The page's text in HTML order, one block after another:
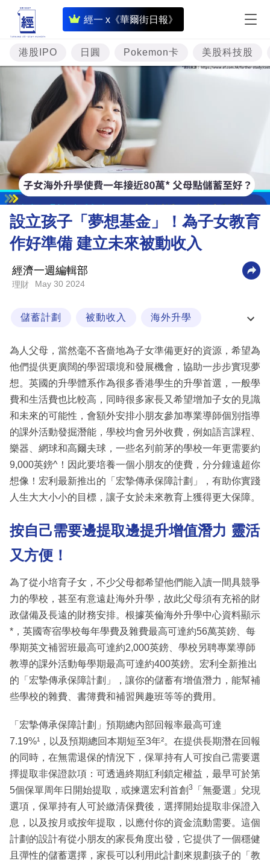
經一 x《華爾街日報》
即
時
財
經
專
題
投
資
樓
市
理
財
商
業
科
場
生
活
時
事
專
欄
訂
閱
區
港股IPO 日圓 Pokemon卡 美股科技股
設立孩子「夢想基金」！為子女教育
作好準備 建立未來被動收入
經濟一週編輯部
理財 May 30 2024
儲蓄計劃 被動收入 海外升學
為人父母，當然毫不吝嗇地為子女準備更好的資源，希望為
他們提供更廣闊的學習環境和發展機會，協助一步步實現夢
想。英國的升學體系作為很多香港學生的升學首選，一般學
費和生活費也比較高，同時很多家長又希望增加子女的見識
和未來的可能性，會額外安排小朋友參加專業導師個別指導
的課外活動發掘潛能，學校均會另外收費，例如語言課程、
樂器、網球和高爾夫球，一些名列前茅的學校一年更需要約
9,000英鎊^！因此要培養一個小朋友的使費，分分鐘遠超你
想像！宏利最新推出的「宏摯傳承保障計劃」，有助你實踐
人生大大小小的目標，讓子女於未來教育上獲得更大保障。
按自己需要邊提取邊提升增值潛力 靈活
又方便！
為了從小培育子女，不少父母都希望他們能入讀一間具競爭
力的學校，甚至有意遠赴海外升學，故此父母須有充裕的財
政儲備及長遠的財務安排。根據英倫海外升學中心資料顯示
*，英國寄宿學校每年學費及雜費最高可達約56萬英鎊、每
學期英文補習班最高可達約2,000英鎊、學校另聘專業導師
教導的課外活動每學期最高可達約400英鎊。宏利全新推出
的「宏摯傳承保障計劃」，讓你的儲蓄有增值潛力，能幫補
些學校的雜費、書簿費和補習興趣班等等的費用。
「宏摯傳承保障計劃」預期總內部回報率最高可達
7.19%¹，以及預期總回本期短至3年²。在提供長期潛在回報
的同時，在無需退保的情況下，保單持有人可按自己需要選
擇提取非保證款項：可透過終期紅利鎖定權益，最早可於第
5個保單周年日開始提取，或揀選宏利首創 3
「無憂選」兌現
選項，保單持有人可於繳清保費後，選擇開始提取非保證入
息，以及按月或按年提取，以應付你的資金流動需要。這個
計劃的設計有從小朋友的家長角度出發，它提供了一個穩健
且彈性的儲蓄選擇，家長可以利用此計劃來規劃孩子的「教